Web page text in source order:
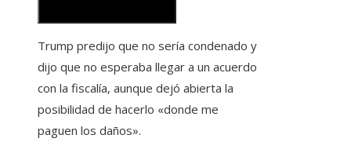
Trump predijo que no sería condenado y
dijo que no esperaba llegar a un acuerdo
con la fiscalía, aunque dejó abierta la
posibilidad de hacerlo «donde me
paguen los daños».